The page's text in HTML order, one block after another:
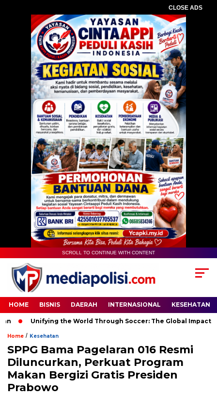
CLOSE ADS
SCROLL TO CONTINUE WITH CONTENT
HOME BISNIS DAERAH INTERNASIONAL KESEHATAN
Unifying the World Through Soccer: The Global Impact of the
Home / Kesehatan
SPPG Bama Pagelaran 016 Resmi
Diluncurkan, Perkuat Program
Makan Bergizi Gratis Presiden
Prabowo